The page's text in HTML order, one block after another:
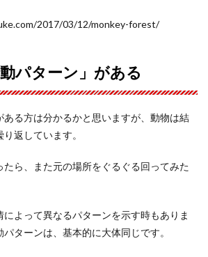
2017/03/12/monkey-forest/
パターン」がある
ある方は分かるかと思いますが、動物は結
返しています。
たら、また元の場所をぐるぐる回ってみた
によって異なるパターンを示す時もありま
ターンは、基本的に大体同じです。